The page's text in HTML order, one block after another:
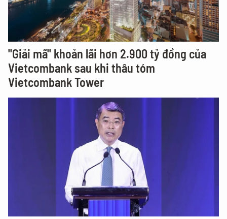
"Giải mã" khoản lãi hơn 2.900 tỷ đồng của
Vietcombank sau khi thâu tóm
Vietcombank Tower